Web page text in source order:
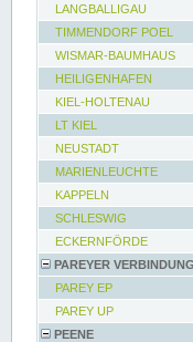
LANGBALLIGAU
TIMMENDORF POEL
WISMAR-BAUMHAUS
HEILIGENHAFEN
KIEL-HOLTENAU
LT KIEL
NEUSTADT
MARIENLEUCHTE
KAPPELN
SCHLESWIG
ECKERNFÖRDE
PAREYER
PAREY EP
PAREY UP
PEENE